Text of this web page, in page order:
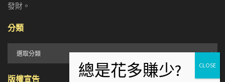
發財。
分類
版權宣告